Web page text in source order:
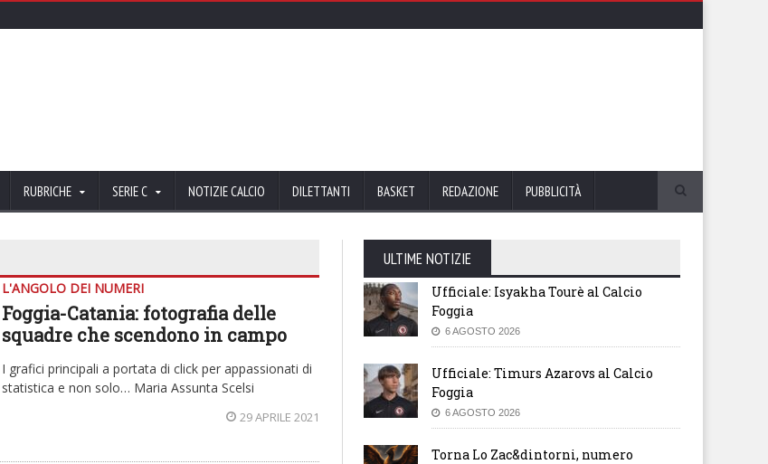
RUBRICHE SERIE C NOTIZIE CALCIO DILETTANTI BASKET REDAZIONE PUBBLICITÀ
L'ANGOLO DEI NUMERI
Foggia-Catania: fotografia delle
squadre che scendono in campo
I grafici principali a portata di click per appassionati di
statistica e non solo… Maria Assunta Scelsi
29 APRILE 2021
ULTIME NOTIZIE
Ufficiale: Isyakha Tourè al Calcio
Foggia
6 AGOSTO 2026
Ufficiale: Timurs Azarovs al Calcio
Foggia
6 AGOSTO 2026
Torna Lo Zac&dintorni, numero